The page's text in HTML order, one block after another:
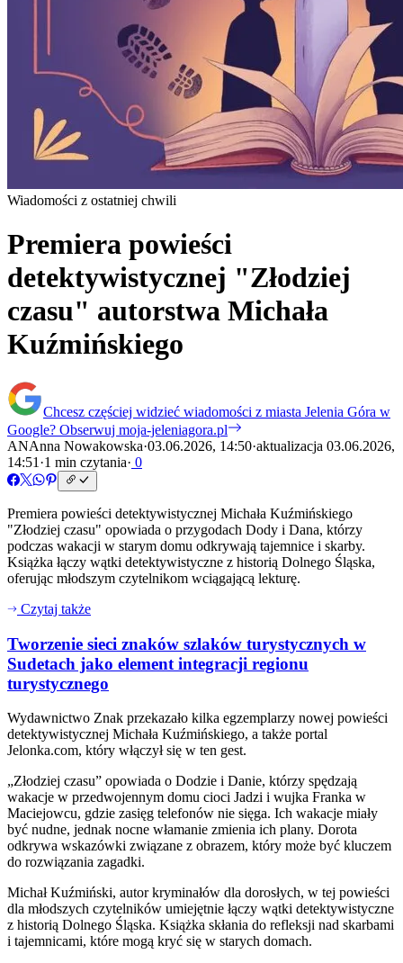
Wiadomości z ostatniej chwili
Premiera powieści
detektywistycznej "Złodziej
czasu" autorstwa Michała
Kuźmińskiego
Chcesz częściej widzieć wiadomości z miasta Jelenia Góra w
Google? Obserwuj moja-jeleniagora.pl
ANAnna Nowakowska·03.06.2026, 14:50·aktualizacja 03.06.2026,
14:51 ·1 min czytania· 0
Premiera powieści detektywistycznej Michała Kuźmińskiego
"Złodziej czasu" opowiada o przygodach Dody i Dana, którzy
podczas wakacji w starym domu odkrywają tajemnice i skarby.
Książka łączy wątki detektywistyczne z historią Dolnego Śląska,
oferując młodszym czytelnikom wciągającą lekturę.
Czytaj także
Tworzenie sieci znaków szlaków turystycznych w
Sudetach jako element integracji regionu
turystycznego
Wydawnictwo Znak przekazało kilka egzemplarzy nowej powieści
detektywistycznej Michała Kuźmińskiego, a także portal
Jelonka.com, który włączył się w ten gest.
„Złodziej czasu” opowiada o Dodzie i Danie, którzy spędzają
wakacje w przedwojennym domu cioci Jadzi i wujka Franka w
Maciejowcu, gdzie zasięg telefonów nie sięga. Ich wakacje miały
być nudne, jednak nocne włamanie zmienia ich plany. Dorota
odkrywa wskazówki związane z obrazem, który może być kluczem
do rozwiązania zagadki.
Michał Kuźmiński, autor kryminałów dla dorosłych, w tej powieści
dla młodszych czytelników umiejętnie łączy wątki detektywistyczne
z historią Dolnego Śląska. Książka skłania do refleksji nad skarbami
i tajemnicami, które mogą kryć się w starych domach.